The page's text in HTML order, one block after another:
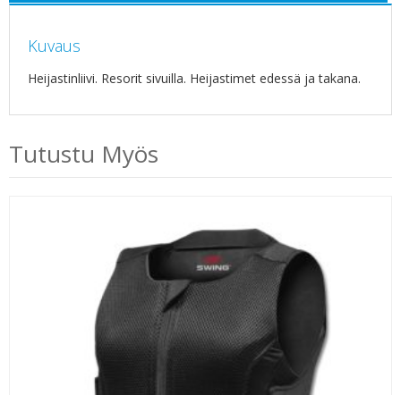
Kuvaus
Heijastinliivi. Resorit sivuilla. Heijastimet edessä ja takana.
Tutustu Myös